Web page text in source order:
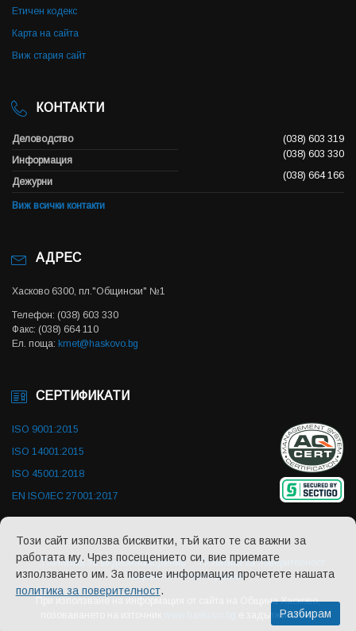
Етичен кодекс
Карта на сайта
Виж стария сайт
КОНТАКТИ
Деловодство
(038) 603 319
Информация
(038) 603 330
Дежурни
(038) 664 166
Виж всички контакти
АДРЕС
Хасково 6300, пл."Общински" №1
Телефон: (038) 603 330
Факс: (038) 664 110
Ел. поща: kmet@haskovo.bg
СЕРТИФИКАТИ
ISO 9001:2015
ISO 14001:2015
ISO 45001:2018
EN ISO/IEC 27001:2017
Политика за видеонаблюдение
Политика за поверителност
Защита на личните данни
При използване на информация от сайта на Община Хасково,
е задължително!
Този сайт използва бисквитки, тъй като те са важни за
работата му. Чрез посещението си, вие приемате
използването им. За повече информация прочетете нашата
политика за поверителност.
Разбирам